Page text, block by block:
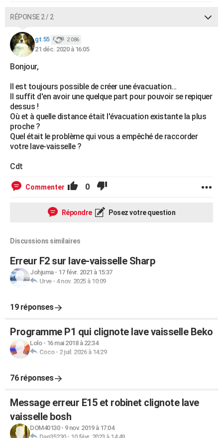
RÉPONSE 2 / 2
gt.55 2 086
21 déc. 2020 à 16:05
Bonjour,
Il est toujours possible de créer une évacuation...
Il suffit d'en avoir une quelque part pour pouvoir se repiquer
dessus !
Où et à quelle distance était l'évacuation existante la plus
proche ?
Quel était le problème qui vous a empêché de raccorder
votre lave-vaisselle ?
Cdt
Commenter 0
Répondre Posez votre question
Discussions similaires
Erreur F2 sur lave-vaisselle Sharp
Johjuma- 17 févr. 2021 à 15:37
Urve- 4 nov. 2025 à 10:09
19 réponses
Programme P1 qui clignote lave vaisselle Beko
Lolo- 16 mai 2018 à 22:34
Coco- 2 juil. 2026 à 14:29
76 réponses
Message erreur E15 et robinet clignote lave
vaisselle bosh
DOM40130- 9 nov. 2019 à 17:04